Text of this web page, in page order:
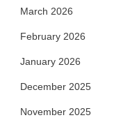
March 2026
February 2026
January 2026
December 2025
November 2025